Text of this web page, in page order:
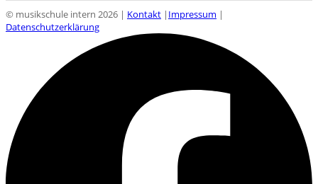
© musikschule intern 2026 | Kontakt | Impressum |
Datenschutzerklärung